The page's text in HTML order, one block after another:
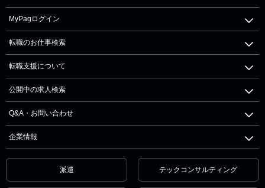
MyPagログイン
転職のお仕事検索
転職支援について
公開中の求人検索
Q&A・お問い合わせ
企業情報
派遣 テックコンサルティング